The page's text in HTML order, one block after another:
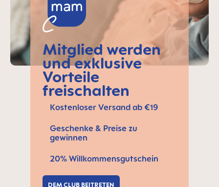
Mitglied werden
und exklusive
Vorteile
freischalten
Kostenloser Versand ab €19
Geschenke & Preise zu
gewinnen
20% Willkommensgutschein
DEM CLUB BEITRETEN